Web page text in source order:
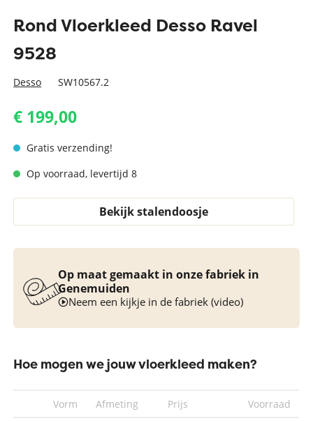
Rond Vloerkleed Desso Ravel
9528
Desso SW10567.2
€ 199,00
Gratis verzending!
Op voorraad, levertijd 8
Bekijk stalendoosje
Op maat gemaakt in onze fabriek in
Genemuiden
Neem een kijkje in de fabriek (video)
Hoe mogen we jouw vloerkleed maken?
Vorm Afmeting Prijs Voorraad